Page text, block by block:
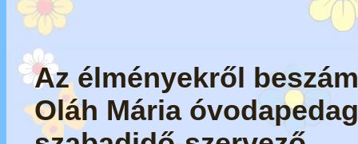
Az élményekről
Oláh Mária